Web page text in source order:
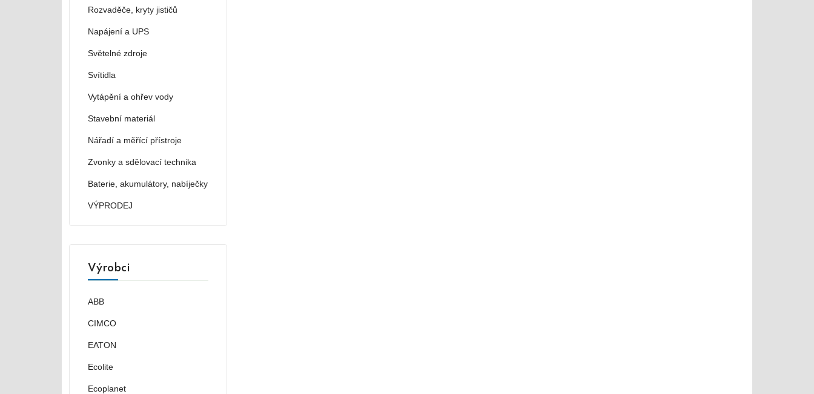
Rozvaděče, kryty jističů
Napájení a UPS
Světelné zdroje
Svítidla
Vytápění a ohřev vody
Stavební materiál
Nářadí a měřící přístroje
Zvonky a sdělovací technika
Baterie, akumulátory, nabíječky
VÝPRODEJ
Výrobci
ABB
CIMCO
EATON
Ecolite
Ecoplanet